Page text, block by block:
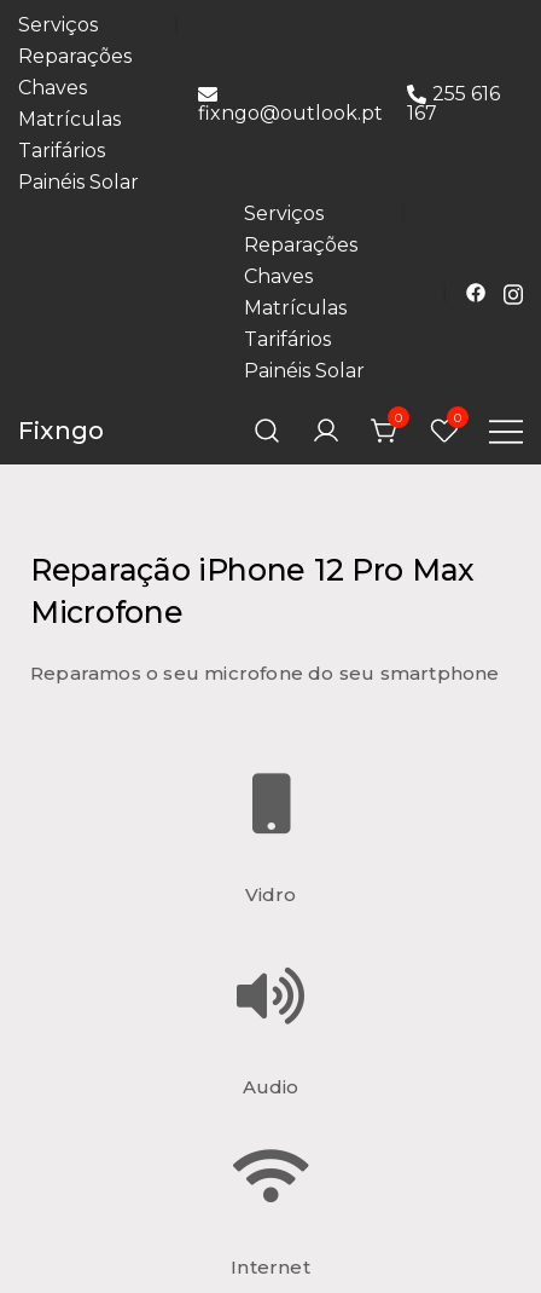
Serviços
Reparações
Chaves
Matrículas
Tarifários
Painéis Solar
fixngo@outlook.pt
255 616
167
Serviços
Reparações
Chaves
Matrículas
Tarifários
Painéis Solar
Fixngo 0 0
Reparação iPhone 12 Pro Max
Microfone
Reparamos o seu microfone do seu smartphone
Vidro
Audio
Internet